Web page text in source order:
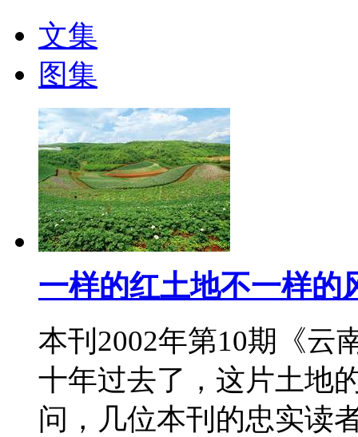
文集
图集
一样的红土地不一样的
本刊2002年第10期《云
十年过去了，这片土地
问，几位本刊的忠实